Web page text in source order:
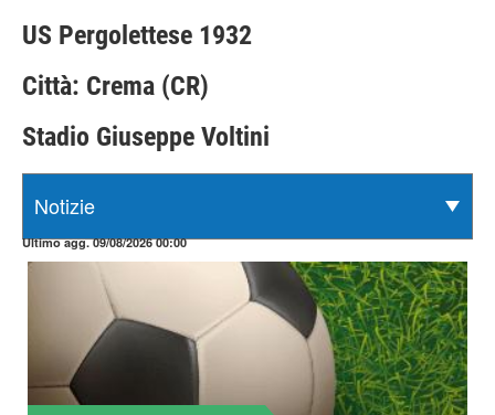
US Pergolettese 1932
Città: Crema (CR)
Stadio Giuseppe Voltini
Ultimo agg. 09/08/2026 00:00